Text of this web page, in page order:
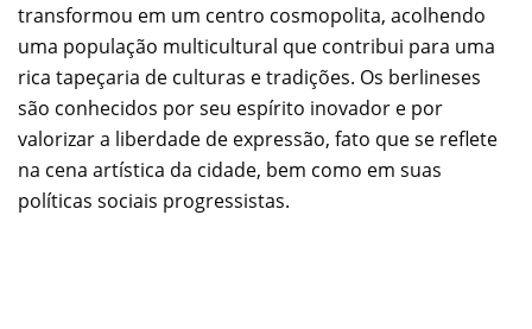
transformou em um centro cosmopolita, acolhendo
uma população multicultural que contribui para uma
rica tapeçaria de culturas e tradições. Os berlineses
são conhecidos por seu espírito inovador e por
valorizar a liberdade de expressão, fato que se reflete
na cena artística da cidade, bem como em suas
políticas sociais progressistas.